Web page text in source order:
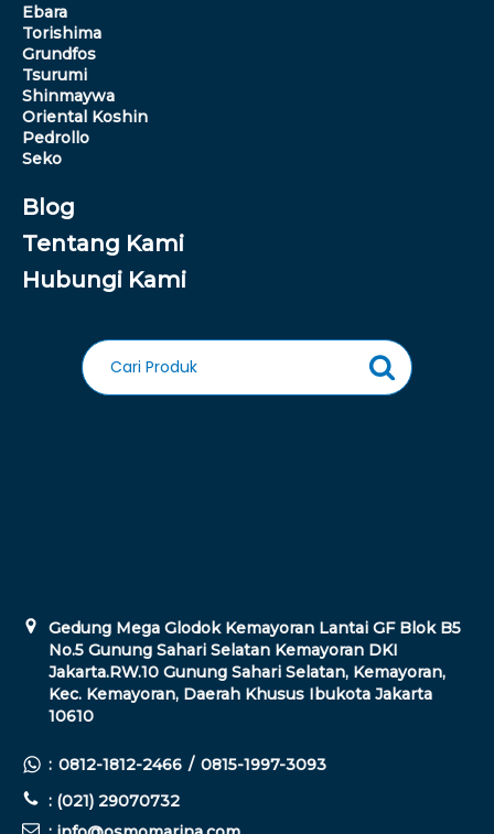
Ebara
Torishima
Grundfos
Tsurumi
Shinmaywa
Oriental Koshin
Pedrollo
Seko
Blog
Tentang Kami
Hubungi Kami
Gedung Mega Glodok Kemayoran Lantai GF Blok B5
No.5 Gunung Sahari Selatan Kemayoran DKI
Jakarta.RW.10 Gunung Sahari Selatan, Kemayoran,
Kec. Kemayoran, Daerah Khusus Ibukota Jakarta
10610
: 0812-1812-2466 / 0815-1997-3093
: (021) 29070732